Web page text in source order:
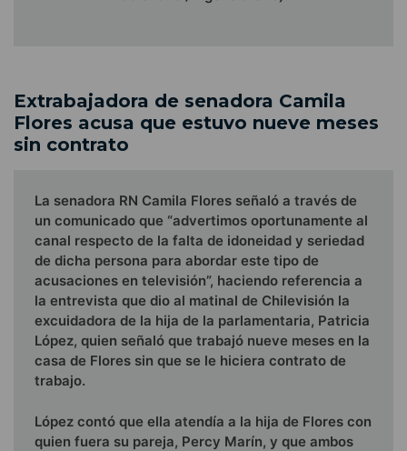
Extrabajadora de senadora Camila
Flores acusa que estuvo nueve meses
sin contrato
La senadora RN Camila Flores señaló a través de
un comunicado que “advertimos oportunamente al
canal respecto de la falta de idoneidad y seriedad
de dicha persona para abordar este tipo de
acusaciones en televisión”, haciendo referencia a
la entrevista que dio al matinal de Chilevisión la
excuidadora de la hija de la parlamentaria, Patricia
López, quien señaló que trabajó nueve meses en la
casa de Flores sin que se le hiciera contrato de
trabajo.
López contó que ella atendía a la hija de Flores con
quien fuera su pareja, Percy Marín, y que ambos